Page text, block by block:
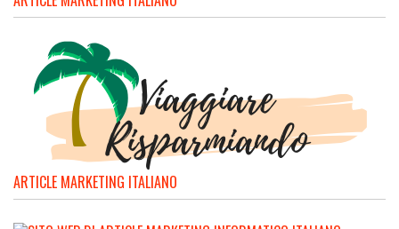
ARTICLE MARKETING ITALIANO